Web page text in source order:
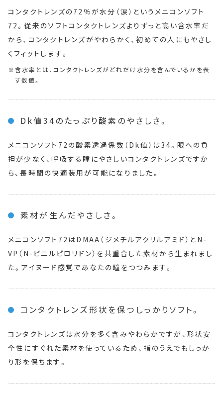
コンタクトレンズの72％が水分（涙）というメニコンソフト
72。従来のソフトコンタクトレンズよりずっと高い含水率だ
から、コンタクトレンズがやわらかく、初めての人にもやさし
くフィットします。
含水率とは、コンタクトレンズがどれだけ水分を含んでいるかを表
す数値。
Dk値34のたっぷり酸素のやさしさ。
メニコンソフト72の酸素透過係数（Dk値）は34。眼への負
担が少なく、呼吸する瞳にやさしいコンタクトレンズですか
ら、長時間の快適装用が可能になりました。
素材が生んだやさしさ。
メニコンソフト72はDMAA（ジメチルアクリルアミド）とN-
VP（N-ビニルピロリドン）を共重合した素材から生まれまし
た。アイヌード感覚であなたの瞳をつつみます。
コンタクトレンズ形状を保つしっかりソフト。
コンタクトレンズは水分を多く含みやわらかですが、形状安
全性にすぐれた素材を使っているため、指のうえでもしっか
り形を保ちます。